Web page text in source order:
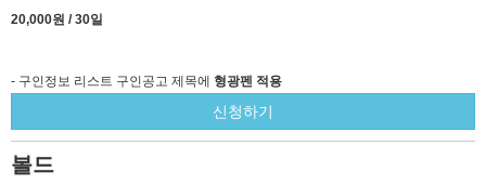
20,000원 / 30일
- 구인정보 리스트 구인공고 제목에 형광펜 적용
신청하기
볼드